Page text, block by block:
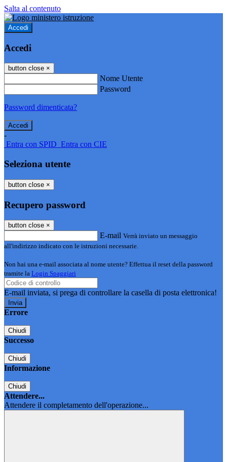
Salta al contenuto
Accedi
Accedi
button close ×
Nome Utente
Password
Password dimenticata?
-
Entra con SPID Entra con CIE
Seleziona utente
button close ×
Recupero password
button close ×
E-mail Verrà inviato un messaggio
all'indirizzo indicato con le istruzioni necessarie.
Non hai una e-mail associata al nome utente? Effettua il reset della password
tramite la Login Spaggiari
E-mail inviata, si prega di controllare la casella di posta elettronica!
Errore
Chiudi
Successo
Chiudi
Informazione
Chiudi
Attendere...
Attendere il completamento dell'operazione...